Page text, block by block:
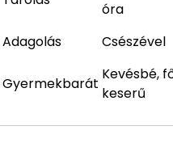
óra
Adagolás Csészével
Gyermekbarát
Kevésbé,
keserű